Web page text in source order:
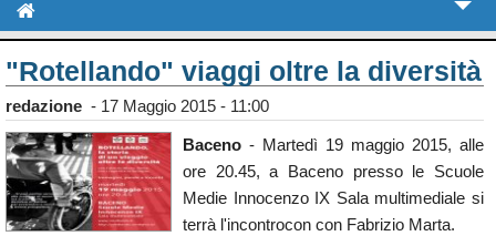
Sport
Eventi
Rubriche
"Rotellando" viaggi oltre la diversità
redazione - 17 Maggio 2015 - 11:00
Baceno - Martedì 19 maggio 2015, alle
ore 20.45, a Baceno presso le Scuole
Medie Innocenzo IX Sala multimediale si
terrà l'incontrocon con Fabrizio Marta.